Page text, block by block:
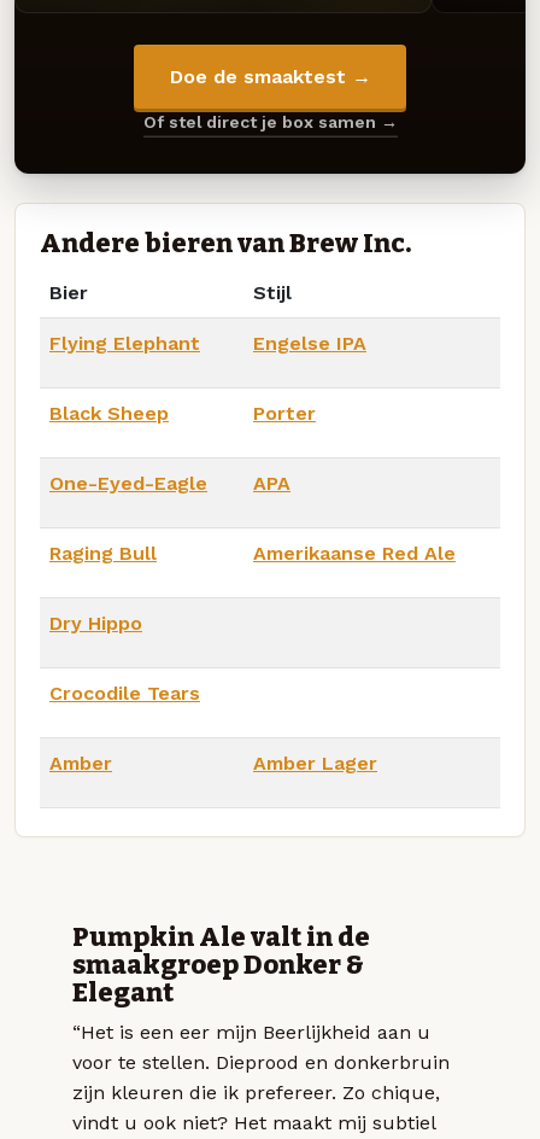
Doe de smaaktest →
Of stel direct je box samen →
Andere bieren van Brew Inc.
Bier Stijl
Flying Elephant Engelse IPA
Black Sheep Porter
One-Eyed-Eagle APA
Raging Bull Amerikaanse Red Ale
Dry Hippo
Crocodile Tears
Amber Amber Lager
Pumpkin Ale valt in de
smaakgroep Donker &
Elegant
“Het is een eer mijn Beerlijkheid aan u
voor te stellen. Dieprood en donkerbruin
zijn kleuren die ik prefereer. Zo chique,
vindt u ook niet? Het maakt mij subtiel